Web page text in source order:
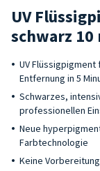
UV
schwarz 10
UV
Entfernung in 5
Schwarzes,
professionellen
Neue
Farbtechnologie
Keine